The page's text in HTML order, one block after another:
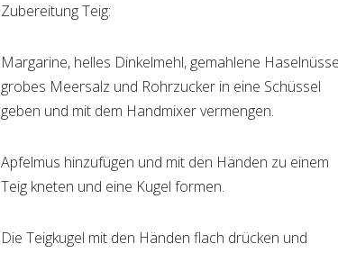
Zubereitung Teig:
Margarine, helles Dinkelmehl, gemahlene
grobes Meersalz und Rohrzucker in eine Schüssel
geben und mit dem Handmixer vermengen.
Apfelmus hinzufügen und mit den Händen zu einem
Teig kneten und eine Kugel formen.
Die Teigkugel mit den Händen flach drücken und